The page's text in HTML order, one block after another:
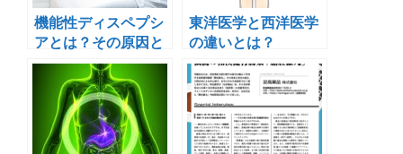
機能性ディスペプシ
アとは？その原因と
症状改善に効く漢方
薬とは？
東洋医学と西洋医学
の違いとは？